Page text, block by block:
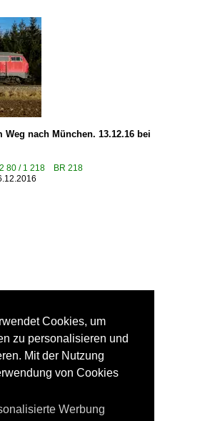
Weg nach München. 13.12.16 bei
80 / 1 218 BR 218
Cookies, um
zu personalisieren und
Mit der Nutzung
von Cookies
Werbung